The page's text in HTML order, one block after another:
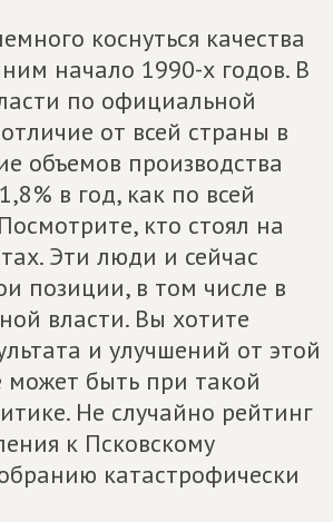
коснуться качества
начало 1990-х годов. В
по официальной
от всей страны в
объемов производства
в год, как по всей
кто стоял на
Эти люди и сейчас
позиции, в том числе в
власти. Вы хотите
и улучшений от этой
может быть при такой
Не случайно рейтинг
к Псковскому
катастрофически